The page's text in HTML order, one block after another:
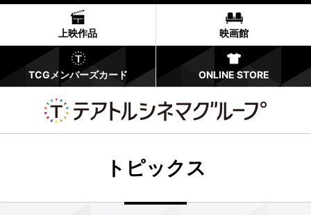
上映作品 映画館
TCGメンバーズカード ONLINE STORE
トピックス